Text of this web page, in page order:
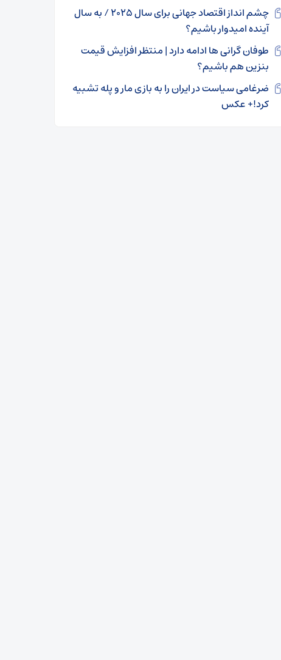
چشم انداز اقتصاد جهانی برای سال ۲۰۲۵ / به سال
آینده امیدوار باشیم؟
طوفان گرانی ها ادامه دارد | منتظر افزایش قیمت
بنزین هم باشیم؟
ضرغامی سیاست در ایران را به بازی مار و پله تشبیه
کرد!+ عکس